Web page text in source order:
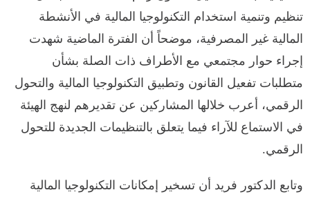
تنظيم وتنمية استخدام التكنولوجيا المالية في الأنشطة
المالية غير المصرفية، موضحاً أن الفترة الماضية شهدت
إجراء حوار مجتمعي مع الأطراف ذات الصلة بشأن
متطلبات تفعيل القانون وتطبيق التكنولوجيا المالية والتحول
الرقمي، أعرب خلالها المشاركين عن تقديرهم لنهج الهيئة
في الاستماع للآراء فيما يتعلق بالتنظيمات الجديدة للتحول
الرقمي.
وتابع الدكتور فريد أن تسخير إمكانات التكنولوجيا المالية